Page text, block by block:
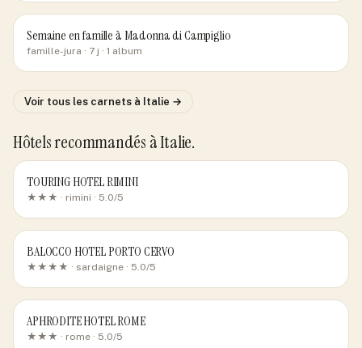
Semaine en famille à Madonna di Campiglio
famille-jura · 7 j · 1 album
Voir tous les carnets à Italie →
Hôtels recommandés à Italie.
TOURING HOTEL RIMINI
★★★ · rimini · 5.0/5
BALOCCO HOTEL PORTO CERVO
★★★★ · sardaigne · 5.0/5
APHRODITE HOTEL ROME
★★★ · rome · 5.0/5